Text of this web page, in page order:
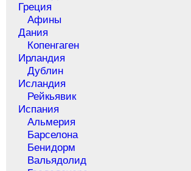
Греция
Афины
Дания
Копенгаген
Ирландия
Дублин
Исландия
Рейкьявик
Испания
Альмерия
Барселона
Бенидорм
Вальядолид